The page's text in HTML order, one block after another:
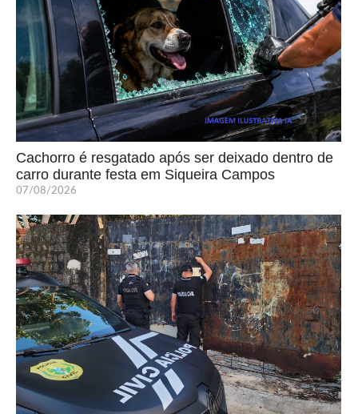
Cachorro é resgatado após ser deixado dentro de
carro durante festa em Siqueira Campos
07/08/2026